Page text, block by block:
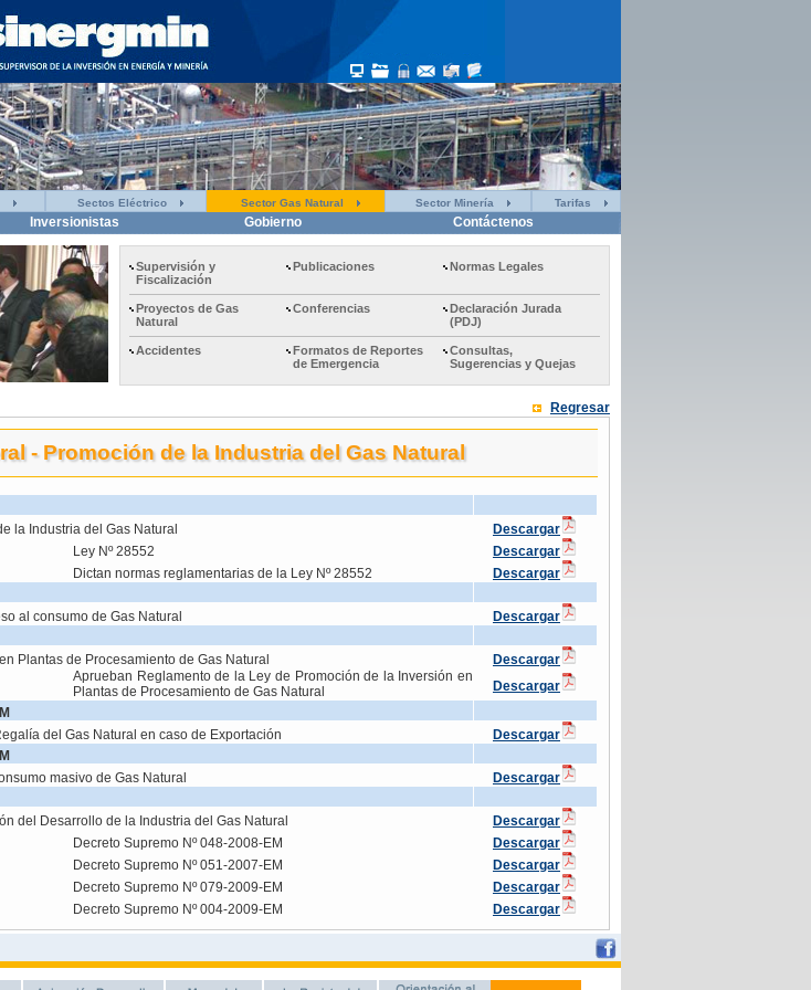
Sectos Eléctrico Sector Gas Natural Sector Minería Tarifas
Inversionistas Gobierno Contáctenos
Supervisión y
Fiscalización
Publicaciones Normas Legales
Proyectos de Gas
Natural
Conferencias
Declaración Jurada
(PDJ)
Accidentes
Formatos de Reportes
de Emergencia
Consultas,
Sugerencias y Quejas